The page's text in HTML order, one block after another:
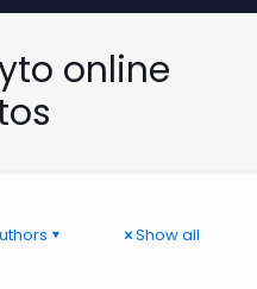
online
Show all